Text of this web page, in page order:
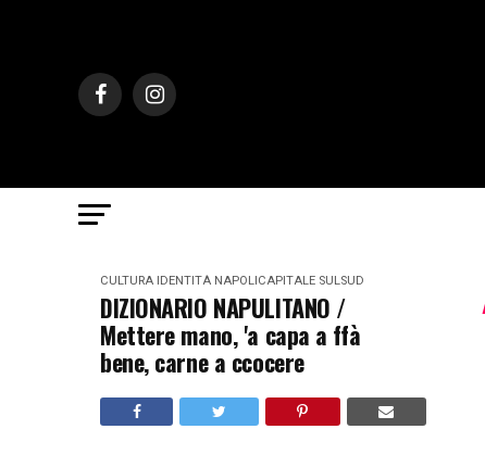
CULTURA IDENTITÀ NAPOLICAPITALE SULSUD
DIZIONARIO NAPULITANO /
Mettere mano, 'a capa a ffà
bene, carne a ccocere